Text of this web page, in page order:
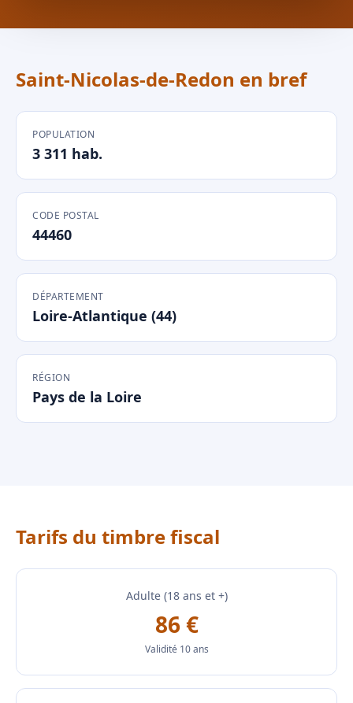
Saint-Nicolas-de-Redon en bref
POPULATION
3 311 hab.
CODE POSTAL
44460
DÉPARTEMENT
Loire-Atlantique (44)
RÉGION
Pays de la Loire
Tarifs du timbre fiscal
Adulte (18 ans et +)
86 €
Validité 10 ans